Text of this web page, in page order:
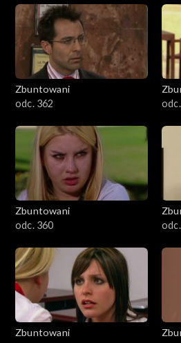
Zbuntowani
odc. 362
Zbuntowani
odc. 360
Zbuntowani